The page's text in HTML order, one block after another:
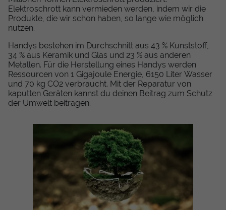
Elektroschrott kann vermieden werden, indem wir die
Produkte, die wir schon haben, so lange wie möglich
nutzen.
Handys bestehen im Durchschnitt aus 43 % Kunststoff,
34 % aus Keramik und Glas und 23 % aus anderen
Metallen. Für die Herstellung eines Handys werden
Ressourcen von 1 Gigajoule Energie, 6150 Liter Wasser
und 70 kg CO2 verbraucht. Mit der Reparatur von
kaputten Geräten kannst du deinen Beitrag zum Schutz
der Umwelt beitragen.